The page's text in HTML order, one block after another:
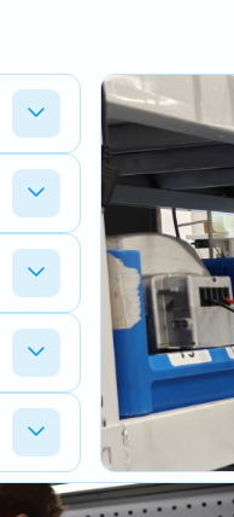
Zo
te